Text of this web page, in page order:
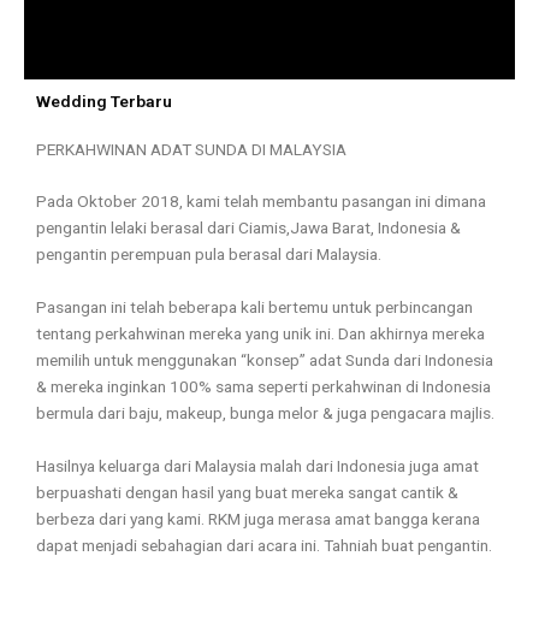
Wedding Terbaru
PERKAHWINAN ADAT SUNDA DI MALAYSIA
Pada Oktober 2018, kami telah membantu pasangan ini dimana
pengantin lelaki berasal dari Ciamis,Jawa Barat, Indonesia &
pengantin perempuan pula berasal dari Malaysia.
Pasangan ini telah beberapa kali bertemu untuk perbincangan
tentang perkahwinan mereka yang unik ini. Dan akhirnya mereka
memilih untuk menggunakan “konsep” adat Sunda dari Indonesia
& mereka inginkan 100% sama seperti perkahwinan di Indonesia
bermula dari baju, makeup, bunga melor & juga pengacara majlis.
Hasilnya keluarga dari Malaysia malah dari Indonesia juga amat
berpuashati dengan hasil yang buat mereka sangat cantik &
berbeza dari yang kami. RKM juga merasa amat bangga kerana
dapat menjadi sebahagian dari acara ini. Tahniah buat pengantin.